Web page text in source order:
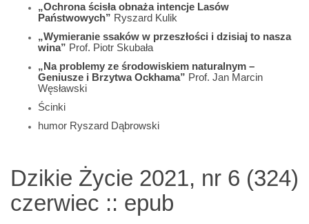
„Ochrona ścisła obnaża intencje Lasów
Państwowych” Ryszard Kulik
„Wymieranie ssaków w przeszłości i dzisiaj to nasza
wina” Prof. Piotr Skubała
„Na problemy ze środowiskiem naturalnym –
Geniusze i Brzytwa Ockhama” Prof. Jan Marcin
Węsławski
Ścinki
humor Ryszard Dąbrowski
Dzikie Życie 2021, nr 6 (324)
czerwiec :: epub